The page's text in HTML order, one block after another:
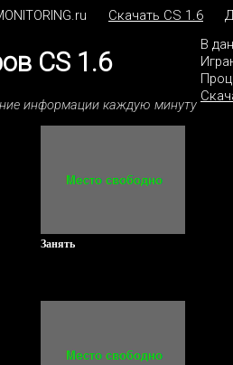
Скачать CS 1.6
CS 1.6
информации каждую минуту
В
Занять